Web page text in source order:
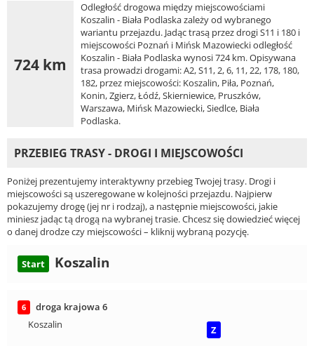
724 km
Odległość drogowa między miejscowościami
Koszalin - Biała Podlaska zależy od wybranego
wariantu przejazdu. Jadąc trasą przez drogi S11 i 180 i
miejscowości Poznań i Mińsk Mazowiecki odległość
Koszalin - Biała Podlaska wynosi 724 km. Opisywana
trasa prowadzi drogami: A2, S11, 2, 6, 11, 22, 178, 180,
182, przez miejscowości: Koszalin, Piła, Poznań,
Konin, Zgierz, Łódź, Skierniewice, Pruszków,
Warszawa, Mińsk Mazowiecki, Siedlce, Biała
Podlaska.
PRZEBIEG TRASY - DROGI I MIEJSCOWOŚCI
Poniżej prezentujemy interaktywny przebieg Twojej trasy. Drogi i
miejscowości są uszeregowane w kolejności przejazdu. Najpierw
pokazujemy drogę (jej nr i rodzaj), a następnie miejscowości, jakie
miniesz jadąc tą drogą na wybranej trasie. Chcesz się dowiedzieć więcej
o danej drodze czy miejscowości – kliknij wybraną pozycję.
Start Koszalin
6
droga krajowa 6
Koszalin
Z